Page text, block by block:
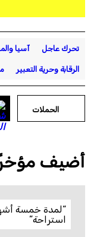
تحرك عاجل آسيا
الرقابة وحرية التعبير
الحملات
أضيف
استراحة”